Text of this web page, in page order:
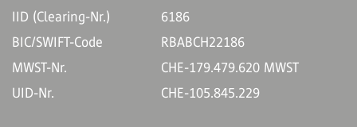
IID (Clearing-Nr.)
6186
BIC/SWIFT-Code
RBABCH22186
MWST-Nr.
CHE-179.479.620 MWST
UID-Nr.
CHE-105.845.229